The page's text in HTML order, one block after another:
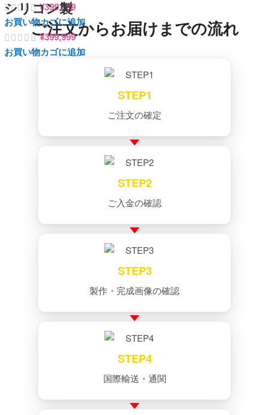
¥399,999
お買い物カゴに追加
シリコン製
¥399,999
お買い物カゴに追加
ご注文からお届けまでの流れ
STEP1
ご注文の確定
STEP2
ご入金の確認
STEP3
製作・完成画像の確認
STEP4
国際輸送・通関